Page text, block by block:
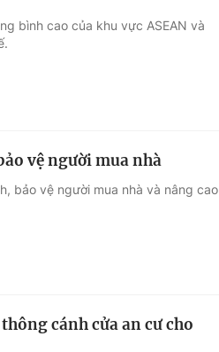
bình cao của khu vực ASEAN và
vệ người mua nhà
bảo vệ người mua nhà và nâng cao
cánh cửa an cư cho